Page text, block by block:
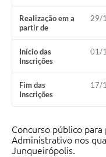
Consulta Popular
Lei Geral de Proteção de
Governo Digital
Plano Estratégico
Ouvidoria Legislativa
FAQ (Perguntas
Realização em a
partir de
29/
Início das
Inscrições
01/
Fim das
Inscrições
17/
Concurso público
Administrativo nos
Junqueirópolis.